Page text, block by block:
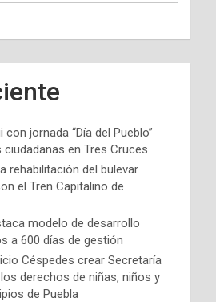
jornada “Día del Pueblo”
en Tres Cruces
rehabilitación del bulevar
el Tren Capitalino de
modelo de desarrollo
a 600 días de gestión
Céspedes crear Secretaría
derechos de niñas, niños y
de Puebla